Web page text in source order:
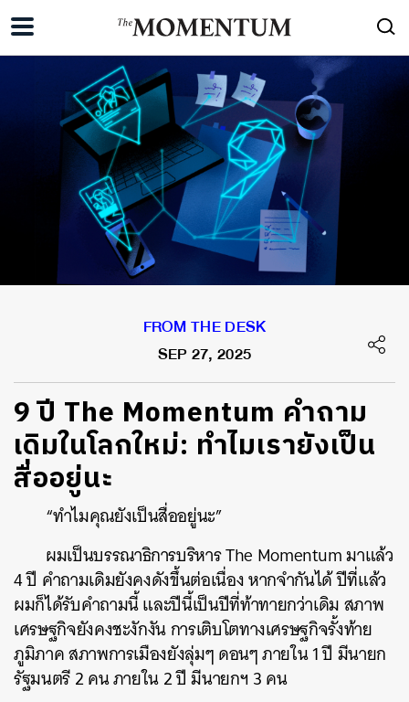
FROM THE DESK
SEP 27, 2025
9 ปี The Momentum คำถาม
เดิมในโลกใหม่: ทำไมเรายังเป็น
สื่ออยู่นะ
“ทำไมคุณยังเป็นสื่ออยู่นะ”
ผมเป็นบรรณาธิการบริหาร The Momentum มาแล้ว
4 ปี คำถามเดิมยังคงดังขึ้นต่อเนื่อง หากจำกันได้ ปีที่แล้ว
ผมก็ได้รับคำถามนี้ และปีนี้เป็นปีที่ท้าทายกว่าเดิม สภาพ
เศรษฐกิจยังคงชะงักงัน การเติบโตทางเศรษฐกิจรั้งท้าย
ภูมิภาค สภาพการเมืองยังลุ่มๆ ดอนๆ ภายใน 1 ปี มีนายก
รัฐมนตรี 2 คน ภายใน 2 ปี มีนายกฯ 3 คน